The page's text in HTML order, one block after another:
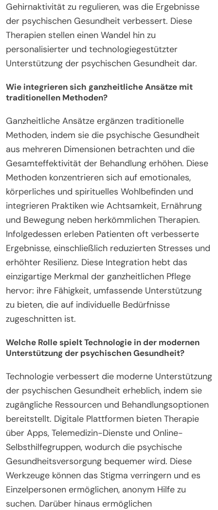
Gehirnaktivität zu regulieren, was die Ergebnisse
der psychischen Gesundheit verbessert. Diese
Therapien stellen einen Wandel hin zu
personalisierter und technologiegestützter
Unterstützung der psychischen Gesundheit dar.
Wie integrieren sich ganzheitliche Ansätze mit
traditionellen Methoden?
Ganzheitliche Ansätze ergänzen traditionelle
Methoden, indem sie die psychische Gesundheit
aus mehreren Dimensionen betrachten und die
Gesamteffektivität der Behandlung erhöhen. Diese
Methoden konzentrieren sich auf emotionales,
körperliches und spirituelles Wohlbefinden und
integrieren Praktiken wie Achtsamkeit, Ernährung
und Bewegung neben herkömmlichen Therapien.
Infolgedessen erleben Patienten oft verbesserte
Ergebnisse, einschließlich reduzierten Stresses und
erhöhter Resilienz. Diese Integration hebt das
einzigartige Merkmal der ganzheitlichen Pflege
hervor: ihre Fähigkeit, umfassende Unterstützung
zu bieten, die auf individuelle Bedürfnisse
zugeschnitten ist.
Welche Rolle spielt Technologie in der modernen
Unterstützung der psychischen Gesundheit?
Technologie verbessert die moderne Unterstützung
der psychischen Gesundheit erheblich, indem sie
zugängliche Ressourcen und Behandlungsoptionen
bereitstellt. Digitale Plattformen bieten Therapie
über Apps, Telemedizin-Dienste und Online-
Selbsthilfegruppen, wodurch die psychische
Gesundheitsversorgung bequemer wird. Diese
Werkzeuge können das Stigma verringern und es
Einzelpersonen ermöglichen, anonym Hilfe zu
suchen. Darüber hinaus ermöglichen